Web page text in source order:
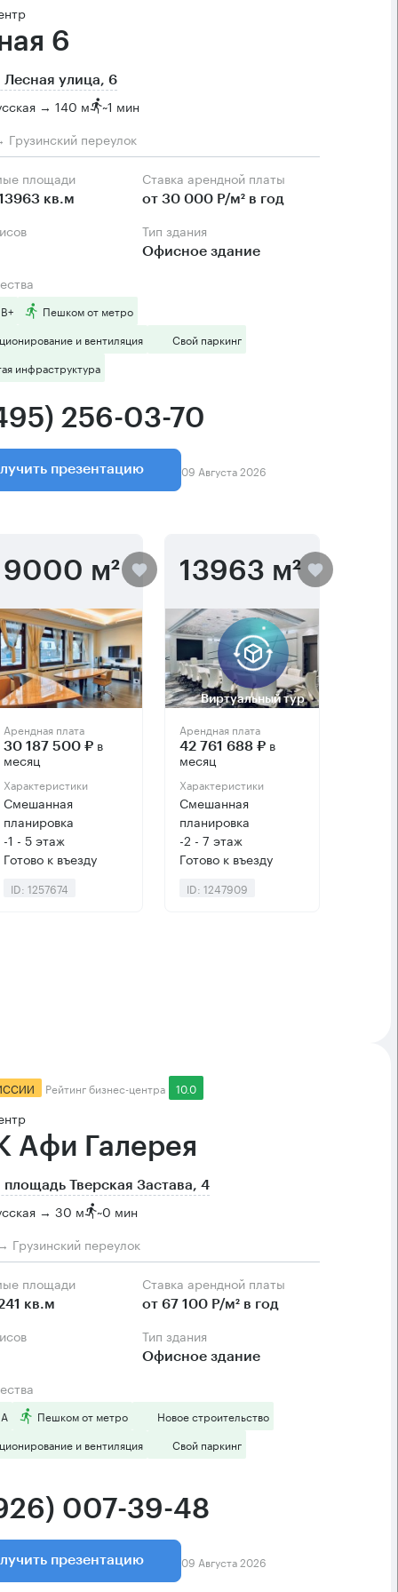
6
Лесная улица, 6
→ 140 м ~1 мин
переулок
площади
кв.м
Ставка арендной платы
от 30 000 Р/м² в год
Тип здания
Офисное здание
Пешком от метро
и вентиляция
Свой паркинг
инфраструктура
256-03-70
презентацию 09 Августа 2026
9000 м²
Арендная плата
30 187 500 ₽в
месяц
Характеристики
Смешанная
планировка
-1 - 5 этаж
Готово к въезду
ID: 1257674
13963 м²
Виртуальный тур
Арендная плата
42 761 688 ₽ в
месяц
Характеристики
Смешанная
планировка
-2 - 7 этаж
Готово к въезду
ID: 1247909
Рейтинг бизнес-центра 10.0
Афи Галерея
площадь Тверская Застава, 4
→ 30 м ~0 мин
переулок
площади
кв.м
Ставка арендной платы
от 67 100 Р/м² в год
Тип здания
Офисное здание
Пешком от метро
Новое строительство
и вентиляция
Свой паркинг
007-39-48
презентацию 09 Августа 2026